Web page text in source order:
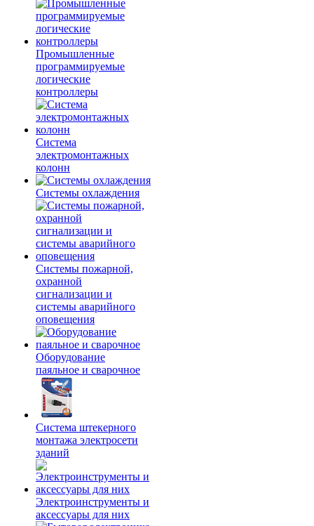
Промышленные
программируемые
логические
контроллеры
Система
электромонтажных
колонн
Системы охлаждения
Системы пожарной,
охранной
сигнализации и
системы аварийного
оповещения
Оборудование
паяльное и сварочное
Система штекерного
монтажа электросети
зданий
Электроинструменты и
аксессуары для них